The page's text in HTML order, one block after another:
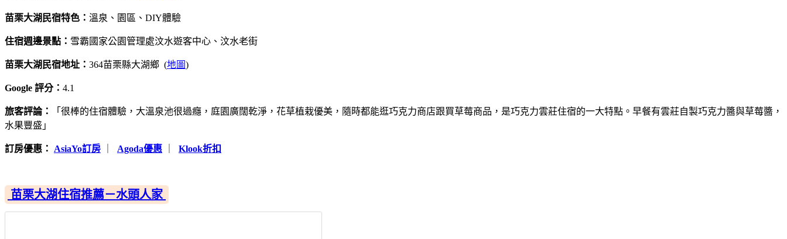
苗栗大湖民宿特色： 溫泉、園區、DIY體驗
住宿週邊景點： 雪霸國家公園管理處汶水遊客中心、汶水老街
苗栗大湖民宿地址： 364苗栗縣大湖鄉 (地圖)
Google 評分： 4.1
旅客評論：
「很棒的住宿體驗，大溫泉池很過癮，庭園廣闊乾淨，花草植栽優美，隨時都能逛巧克力商店跟買草莓商品，是巧克力雲莊住宿的一大特點。早餐有雲莊自製巧克力醬與草莓醬，
水果豐盛」
訂房優惠： AsiaYo訂房 Agoda優惠 Klook折扣
苗栗大湖住宿推薦－水頭人家